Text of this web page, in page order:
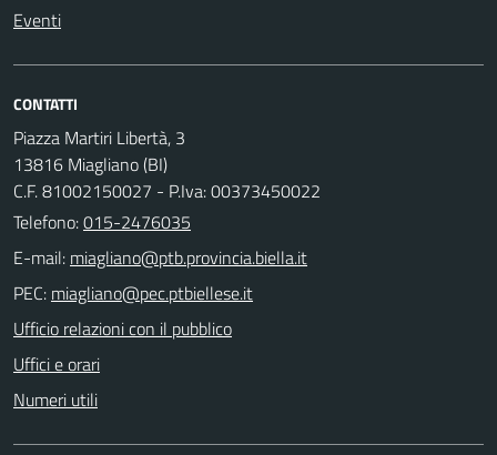
Eventi
CONTATTI
Piazza Martiri Libertà, 3
13816 Miagliano (BI)
C.F. 81002150027 - P.Iva: 00373450022
Telefono:015-2476035
E-mail:
PEC:
Ufficio relazioni con il pubblico
Uffici e orari
Numeri utili